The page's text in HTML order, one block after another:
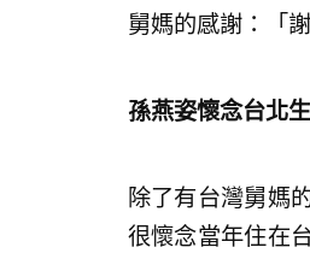
舅媽的感謝：「
孫燕姿懷念台北
除了有台灣舅媽
很懷念當年住在